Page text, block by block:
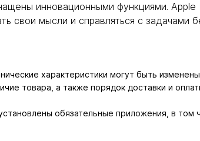
инновационными функциями. Apple
свои мысли и справляться с задачами
характеристики могут быть
товара, а также порядок доставки и
обязательные приложения, в том